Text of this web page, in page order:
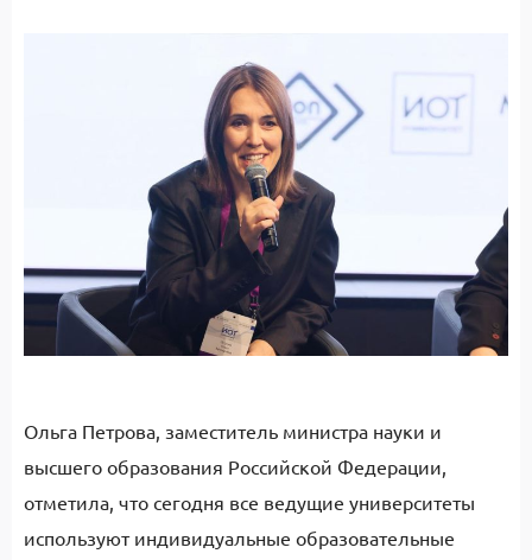
Ольга Петрова, заместитель министра науки и
высшего образования Российской Федерации,
отметила, что сегодня все ведущие университеты
используют индивидуальные образовательные